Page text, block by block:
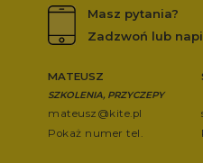
Masz pytania?
Zadzwoń lub
MATEUSZ
SZKOLENIA, PRZYCZEPY
mateusz@kite.pl
Pokaż numer tel.